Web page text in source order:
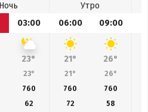
Ночь
Утро
03:00 06:00 09:00
23° 21° 26°
23° 21° 26°
760 760 760
62 72 58